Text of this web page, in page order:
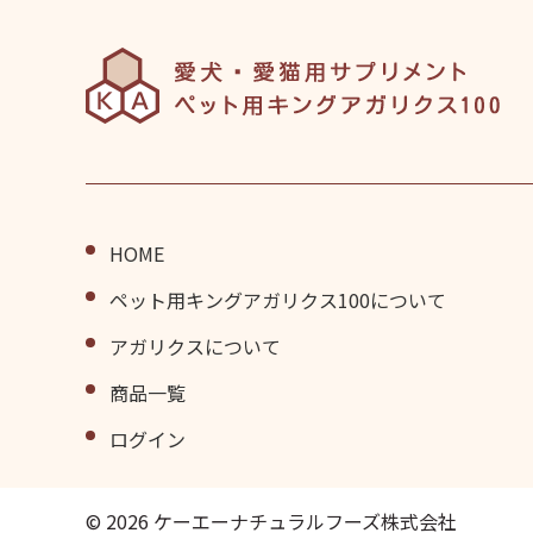
HOME
ペット⽤キングアガリクス100について
アガリクスについて
商品⼀覧
ログイン
© 2026 ケーエーナチュラルフーズ株式会社